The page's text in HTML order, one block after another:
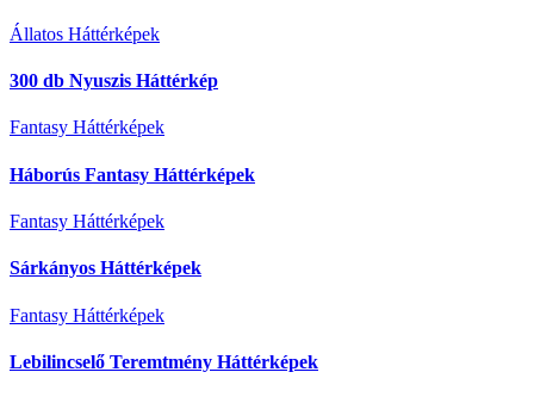
Állatos Háttérképek
300 db Nyuszis Háttérkép
Fantasy Háttérképek
Háborús Fantasy Háttérképek
Fantasy Háttérképek
Sárkányos Háttérképek
Fantasy Háttérképek
Lebilincselő Teremtmény Háttérképek